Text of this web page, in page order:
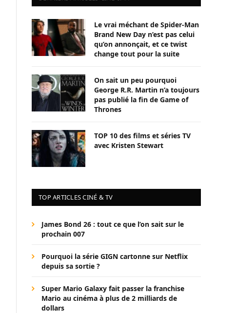
Le vrai méchant de Spider-Man
Brand New Day n’est pas celui
qu’on annonçait, et ce twist
change tout pour la suite
On sait un peu pourquoi
George R.R. Martin n’a toujours
pas publié la fin de Game of
Thrones
TOP 10 des films et séries TV
avec Kristen Stewart
TOP ARTICLES CINÉ & TV
James Bond 26 : tout ce que l’on sait sur le
prochain 007
Pourquoi la série GIGN cartonne sur Netflix
depuis sa sortie ?
Super Mario Galaxy fait passer la franchise
Mario au cinéma à plus de 2 milliards de
dollars